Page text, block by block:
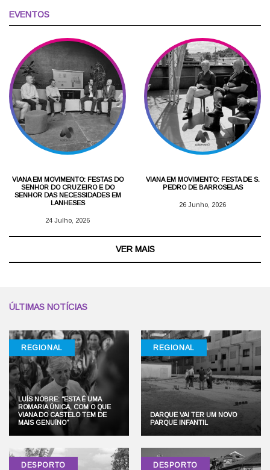
EVENTOS
VIANA EM MOVIMENTO: FESTAS DO
SENHOR DO CRUZEIRO E DO
SENHOR DAS NECESSIDADES EM
LANHESES
24 Julho, 2026
VIANA EM MOVIMENTO: FESTA DE S.
PEDRO DE BARROSELAS
26 Junho, 2026
VER MAIS
ÚLTIMAS NOTÍCIAS
REGIONAL
LUÍS NOBRE: “ESTA É UMA
ROMARIA ÚNICA, COM O QUE
VIANA DO CASTELO TEM DE
MAIS GENUÍNO”
REGIONAL
DARQUE VAI TER UM NOVO
PARQUE INFANTIL
DESPORTO DESPORTO